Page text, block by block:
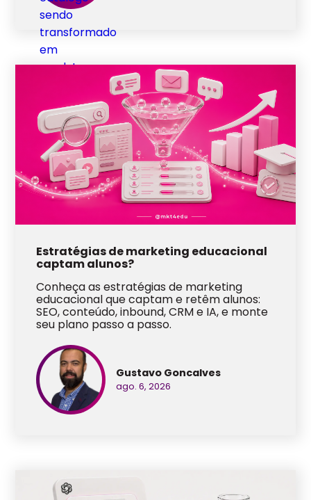
Estratégias de marketing educacional
captam alunos?
Conheça as estratégias de marketing
educacional que captam e retêm alunos:
SEO, conteúdo, inbound, CRM e IA, e monte
seu plano passo a passo.
Gustavo Goncalves
ago. 6, 2026